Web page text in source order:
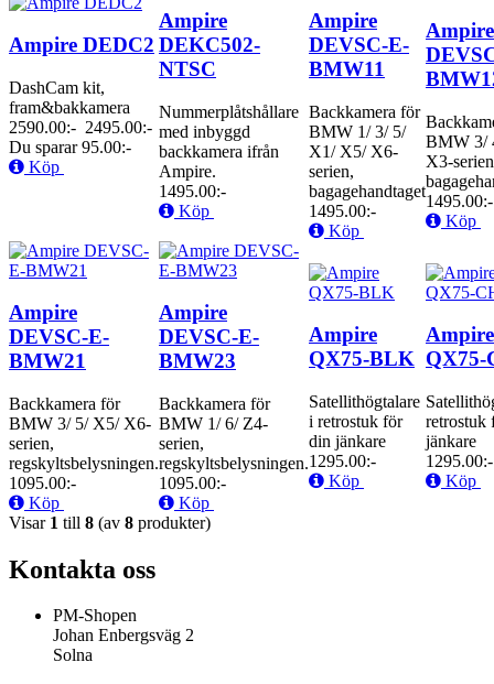
Ampire DEDC2
DashCam kit,
fram&bakkamera
2590.00:- 2495.00:-
Du sparar 95.00:-
Köp
Ampire
DEKC502-
NTSC
Nummerplåtshållare
med inbyggd
backkamera ifrån
Ampire.
1495.00:-
Köp
Ampire
DEVSC-E-
BMW11
Backkamera för
BMW 1/ 3/ 5/
X1/ X5/ X6-
serien,
bagagehandtaget
1495.00:-
Köp
Ampire
BMW 3/
X3-
1495.00:-
Köp
Ampire
DEVSC-E-
BMW21
Backkamera för
BMW 3/ 5/ X5/ X6-
serien,
regskyltsbelysningen.
1095.00:-
Köp
Ampire
DEVSC-E-
BMW23
Backkamera för
BMW 1/ 6/ Z4-
serien,
regskyltsbelysningen.
1095.00:-
Köp
Ampire
QX75-BLK
Satellithögtalare
i retrostuk för
din jänkare
1295.00:-
Köp
Ampire
QX75-
retrostuk
jänkare
1295.00:-
Köp
Visar 1 till 8 (av 8 produkter)
Kontakta oss
PM-Shopen
Johan Enbergsväg 2
Solna